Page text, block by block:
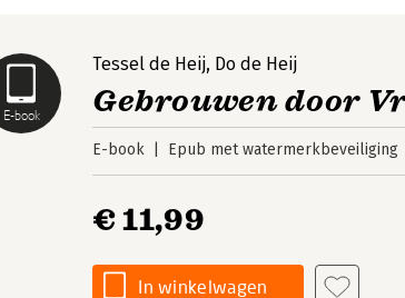
E-book
Tessel de Heij, Do de Heij
Gebrouwen door
E-book Epub met watermerkbeveiliging
€ 11,99
In winkelwagen